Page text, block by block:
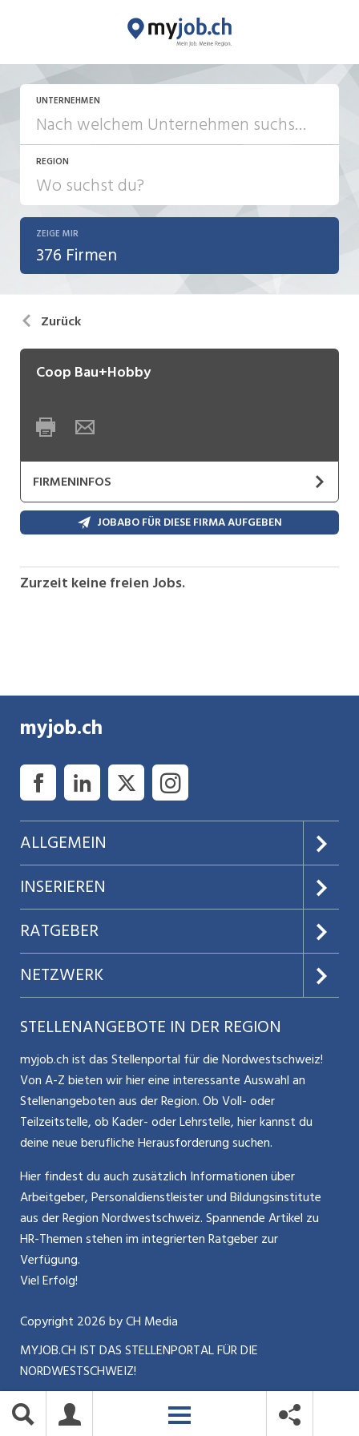
UNTERNEHMEN
REGION
ZEIGE MIR
376 Firmen
Zurück
Coop Bau+Hobby
FIRMENINFOS
JOBABO FÜR DIESE FIRMA AUFGEBEN
Zurzeit keine freien Jobs.
myjob.ch
ALLGEMEIN
Über uns
AGB
Datenschutz
Nutzungsbedingungen
Glossar
Kontakt
Impressum
INSERIEREN
Preise & Leistungen
Jobs verwalten
Benutzermanual
Bewerber-Cockpit
RATGEBER
Teilzeit / Flexible Arbeitsmodelle
Mitarbeiter 50+ / Pensionierung
Karriere allgemein
Führung
Bewerbung / Neuorientierung
Aktionen / News
NETZWERK
Aargauerzeitung.ch
CH Media
ostjob.ch
zentraljob.ch
jobbasel.ch
jobbern.ch
jobmittelland.ch
jobzüri.ch
schaffu.ch (VS)
ajourjob.ch
STELLENANGEBOTE IN DER REGION
myjob.ch ist das Stellenportal für die Nordwestschweiz!
Von A-Z bieten wir hier eine interessante Auswahl an
Stellenangeboten aus der Region. Ob Voll- oder
Teilzeitstelle, ob Kader- oder Lehrstelle, hier kannst du
deine neue berufliche Herausforderung suchen.
Hier findest du auch zusätzlich Informationen über
Arbeitgeber, Personaldienstleister und Bildungsinstitute
aus der Region Nordwestschweiz. Spannende Artikel zu
HR-Themen stehen im integrierten Ratgeber zur
Verfügung.
Viel Erfolg!
Copyright 2026by CH Media
MYJOB.CH IST DAS STELLENPORTAL FÜR DIE
NORDWESTSCHWEIZ!